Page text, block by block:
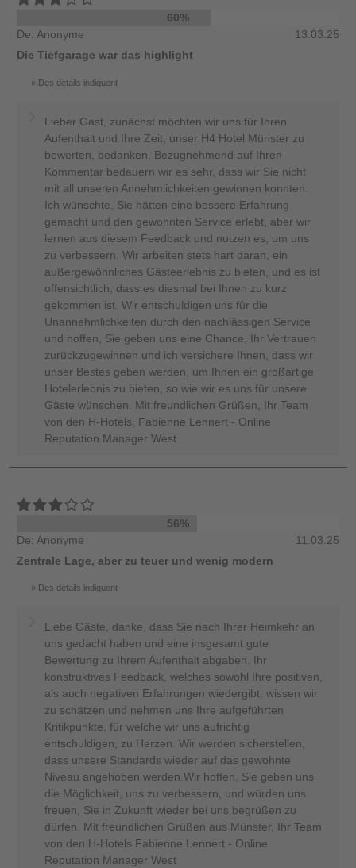
60%
De: Anonyme
13.03.25
Die Tiefgarage war das highlight
Des détails indiquent
Lieber Gast, zunächst möchten wir uns für Ihren
Aufenthalt und Ihre Zeit, unser H4 Hotel Münster zu
bewerten, bedanken. Bezugnehmend auf Ihren
Kommentar bedauern wir es sehr, dass wir Sie nicht
mit all unseren Annehmlichkeiten gewinnen konnten.
Ich wünschte, Sie hätten eine bessere Erfahrung
gemacht und den gewohnten Service erlebt, aber wir
lernen aus diesem Feedback und nutzen es, um uns
zu verbessern. Wir arbeiten stets hart daran, ein
außergewöhnliches Gästeerlebnis zu bieten, und es ist
offensichtlich, dass es diesmal bei Ihnen zu kurz
gekommen ist. Wir entschuldigen uns für die
Unannehmlichkeiten durch den nachlässigen Service
und hoffen, Sie geben uns eine Chance, Ihr Vertrauen
zurückzugewinnen und ich versichere Ihnen, dass wir
unser Bestes geben werden, um Ihnen ein großartige
Hotelerlebnis zu bieten, so wie wir es uns für unsere
Gäste wünschen. Mit freundlichen Grüßen, Ihr Team
von den H-Hotels, Fabienne Lennert - Online
Reputation Manager West
56%
De: Anonyme
11.03.25
Zentrale Lage, aber zu teuer und wenig modern
Des détails indiquent
Liebe Gäste, danke, dass Sie nach Ihrer Heimkehr an
uns gedacht haben und eine insgesamt gute
Bewertung zu Ihrem Aufenthalt abgaben. Ihr
konstruktives Feedback, welches sowohl Ihre positiven,
als auch negativen Erfahrungen wiedergibt, wissen wir
zu schätzen und nehmen uns Ihre aufgeführten
Kritikpunkte, für welche wir uns aufrichtig
entschuldigen, zu Herzen. Wir werden sicherstellen,
dass unsere Standards wieder auf das gewohnte
Niveau angehoben werden.Wir hoffen, Sie geben uns
die Möglichkeit, uns zu verbessern, und würden uns
freuen, Sie in Zukunft wieder bei uns begrüßen zu
dürfen. Mit freundlichen Grüßen aus Münster, Ihr Team
von den H-Hotels Fabienne Lennert - Online
Reputation Manager West